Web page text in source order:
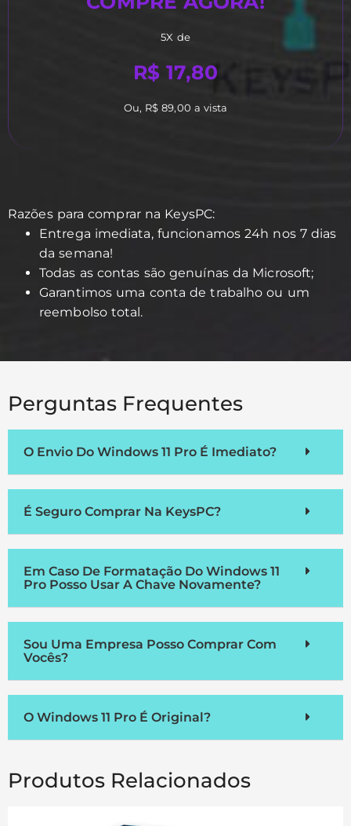
5X de
R$ 17,80
Ou, R$ 89,00 a vista
Razões para comprar na KeysPC:
Entrega imediata, funcionamos 24h nos 7 dias
da semana!
Todas as contas são genuínas da Microsoft;
Garantimos uma conta de trabalho ou um
reembolso total.
Perguntas Frequentes
O Envio Do Windows 11 Pro É Imediato?
É Seguro Comprar Na KeysPC?
Em Caso De Formatação Do Windows 11
Pro Posso Usar A Chave Novamente?
Sou Uma Empresa Posso Comprar Com
Vocês?
O Windows 11 Pro É Original?
Produtos Relacionados